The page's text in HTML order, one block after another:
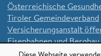
Österreichische
Tiroler Gemeindeverband
Versicherungsanstalt
Eisenbahnen und Bergbau